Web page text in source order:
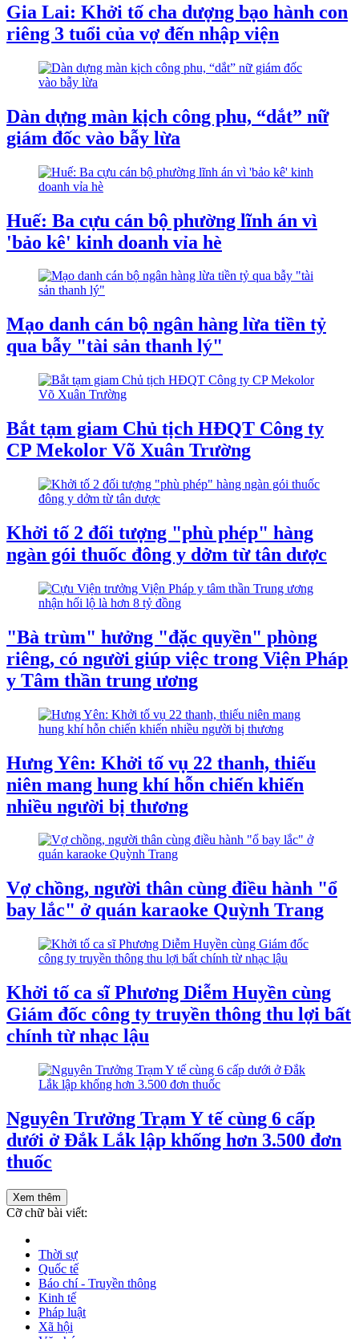
Gia Lai: Khởi tố cha dượng bạo hành con
riêng 3 tuổi của vợ đến nhập viện
Dàn dựng màn kịch công phu, “dắt” nữ
giám đốc vào bẫy lừa
Huế: Ba cựu cán bộ phường lĩnh án vì
'bảo kê' kinh doanh vỉa hè
Mạo danh cán bộ ngân hàng lừa tiền tỷ
qua bẫy "tài sản thanh lý"
Bắt tạm giam Chủ tịch HĐQT Công ty
CP Mekolor Võ Xuân Trường
Khởi tố 2 đối tượng "phù phép" hàng
ngàn gói thuốc đông y dởm từ tân dược
"Bà trùm" hưởng "đặc quyền" phòng
riêng, có người giúp việc trong Viện Pháp
y Tâm thần trung ương
Hưng Yên: Khởi tố vụ 22 thanh, thiếu
niên mang hung khí hỗn chiến khiến
nhiều người bị thương
Vợ chồng, người thân cùng điều hành "ổ
bay lắc" ở quán karaoke Quỳnh Trang
Khởi tố ca sĩ Phương Diễm Huyền cùng
Giám đốc công ty truyền thông thu lợi bất
chính từ nhạc lậu
Nguyên Trưởng Trạm Y tế cùng 6 cấp
dưới ở Đắk Lắk lập khống hơn 3.500 đơn
thuốc
Xem thêm
Cỡ chữ bài viết:
Thời sự
Quốc tế
Báo chí - Truyền thông
Kinh tế
Pháp luật
Xã hội